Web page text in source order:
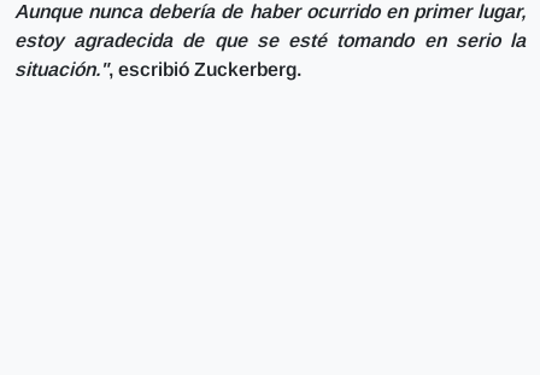
Aunque nunca debería de haber ocurrido en primer lugar,
estoy agradecida de que se esté tomando en serio la
situación.", escribió Zuckerberg.